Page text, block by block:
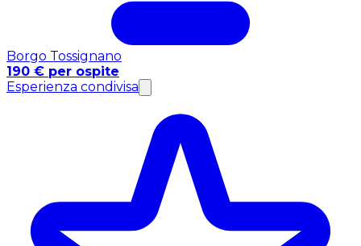
Borgo Tossignano
190 € per ospite
Esperienza condivisa